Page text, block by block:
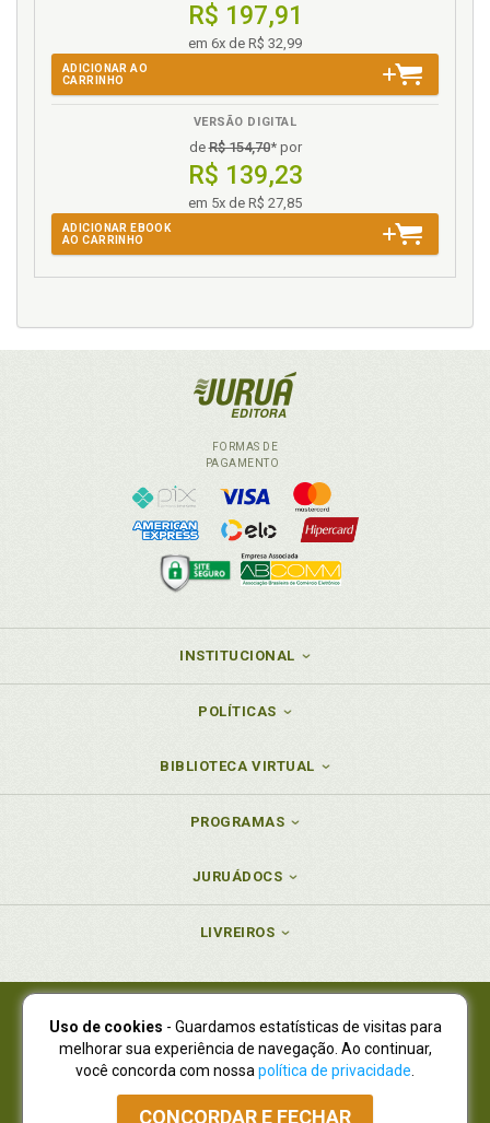
R$ 197,91
em 6x de R$ 32,99
ADICIONAR AO
CARRINHO
VERSÃO DIGITAL
deR$ 154,70* por
R$ 139,23
em 5x de R$ 27,85
ADICIONAR EBOOK
AO CARRINHO
FORMAS DE
PAGAMENTO
INSTITUCIONAL
POLÍTICAS
BIBLIOTECA VIRTUAL
PROGRAMAS
JURUÁDOCS
LIVREIROS
Juruá Editora Ltda., CNPJ 77.535.508/0001-19
Juruá Informática Ltda., CNPJ 01.701.561/0001-80
NOVO ENDEREÇO:R. Flávio Dallegrave, 7665, São Lourenço |
Curitiba - Paraná - CEP 82210-310
Uso de cookies - Guardamos estatísticas de visitas para
melhorar sua experiência de navegação. Ao continuar,
você concorda com nossa política de privacidade
CONCORDAR E FECHAR